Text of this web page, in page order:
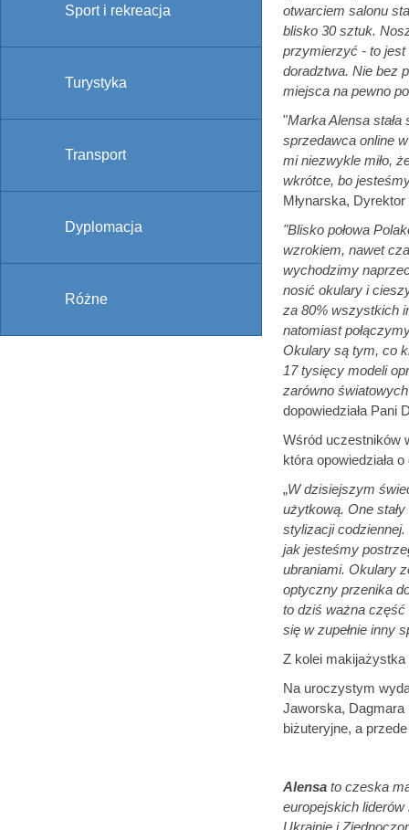
Sport i rekreacja
Turystyka
Transport
Dyplomacja
Różne
otwarciem salonu
blisko 30 sztuk.
przymierzyć - to
doradztwa. Nie bez
miejsca na pewno
"Marka Alensa
sprzedawca online
mi niezwykle miło,
wkrótce, bo
Młynarska,
"Blisko połowa
wzrokiem, nawet
wychodzimy
nosić okulary i
za 80% wszystkich
natomiast
Okulary są tym, co
17 tysięcy modeli
zarówno
dopowiedziała Pani
Wśród uczestników
która opowiedziała
„W dzisiejszym
użytkową. One
stylizacji codziennej.
jak jesteśmy
ubraniami. Okulary
optyczny przenika
to dziś ważna część
się w zupełnie inny
Z kolei makijażystka
Na uroczystym
Jaworska, Dagmara
biżuteryjne, a
Alensa to czeska
europejskich
Ukrainie i